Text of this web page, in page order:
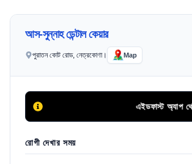
আস-সুন্নাহ ডেন্টাল কেয়ার
পুরাতন কোট রোড, নেত্রকোণা। Map
এইডফাস্ট অ্যাপ
রোগী দেখার সময়